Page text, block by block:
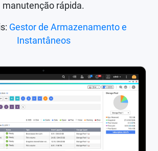
manutenção rápida.
Gestor de Armazenamento e
Instantâneos